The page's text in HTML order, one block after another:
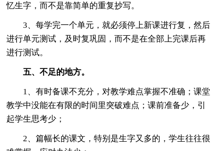
忆生字，而不是靠简单的重复抄写。
3、每学完一个单元，就必须停上新课进行复，然后
进行单元测试，及时复巩固，而不是在全部上完课后再
进行测试。
五、不足的地方。
1、有时备课不充分，对教学难点掌握不准确；课堂
教学中没能在有限的时间里突破难点；课前准备少，引
起学生思考少；
2、篇幅长的课文，特别是生字又多的，学生往往很